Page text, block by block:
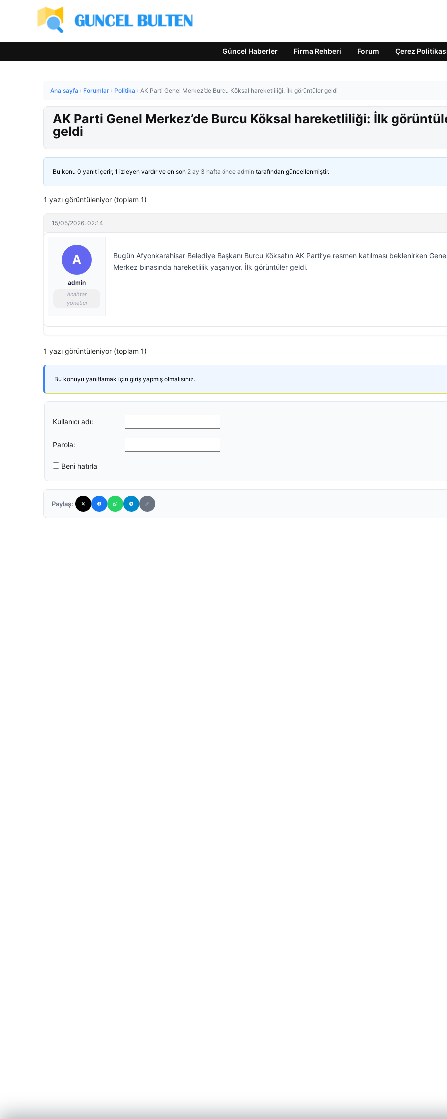
Güncel Haberler Firma Rehberi Forum Çerez Politikası
Ana sayfa › Forumlar › Politika › AK Parti Genel Merkez’de Burcu Köksal hareketliliği: İlk görüntüler geldi
AK Parti Genel Merkez’de Burcu Köksal hareketliliği: İlk
geldi
Bu konu 0 yanıt içerir, 1 izleyen vardır ve en son 2 ay 3 hafta önce admin tarafından güncellenmiştir.
1 yazı görüntüleniyor (toplam 1)
15/05/2026: 02:14
A
admin
Anahtar
yönetici
Bugün Afyonkarahisar Belediye Başkanı Burcu Köksal’ın AK Parti’ye resmen katılması beklenirken Genel
Merkez binasında hareketlilik yaşanıyor. İlk görüntüler geldi.
1 yazı görüntüleniyor (toplam 1)
Bu konuyu yanıtlamak için giriş yapmış olmalısınız.
Kullanıcı adı:
Parola:
Beni hatırla
Paylaş: